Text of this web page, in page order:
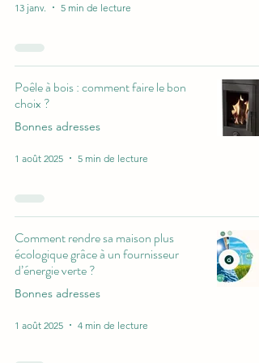
13 janv. 5 min de lecture
Poêle à bois : comment faire le bon
choix ?
Bonnes adresses
1 août 2025 5 min de lecture
Comment rendre sa maison plus
écologique grâce à un fournisseur
d’énergie verte ?
Bonnes adresses
1 août 2025 4 min de lecture